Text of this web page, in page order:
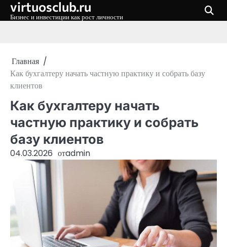
Перейти
virtuosclub.ru
Бизнес и инвестиции как рост личности
Главная
Как бухгалтеру начать частную практику и собрать базу
клиентов
Как бухгалтеру начать
частную практику и собрать
базу клиентов
04.03.2026 отadmin